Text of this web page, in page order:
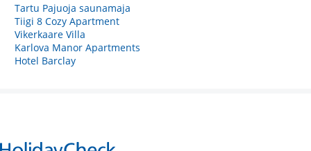
Tartu Pajuoja saunamaja
Tiigi 8 Cozy Apartment
Vikerkaare Villa
Karlova Manor Apartments
Hotel Barclay